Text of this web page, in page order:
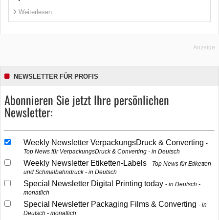
Weiterlesen
Anzeige
NEWSLETTER FÜR PROFIS
Abonnieren Sie jetzt Ihre persönlichen
Newsletter:
Weekly Newsletter VerpackungsDruck & Converting
Top News für VerpackungsDruck & Converting - in Deutsch
Weekly Newsletter Etiketten-Labels
Top News für Etiketten-
und Schmalbahndruck - in Deutsch
Special Newsletter Digital Printing today
in Deutsch -
monatlich
Special Newsletter Packaging Films & Converting
in
Deutsch - monatlich